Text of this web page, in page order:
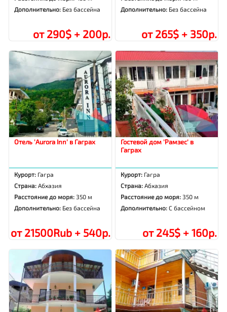
Дополнительно: Без бассейна
от 290$ + 200р.
Дополнительно: Без бассейна
от 265$ + 350р.
Отель 'Aurora Inn' в Гаграх
Курорт: Гагра
Страна: Абхазия
Расстояние до моря: 350 м
Дополнительно: Без бассейна
от 21500Rub + 540р.
Гостевой дом 'Рамзес' в
Гаграх
Курорт: Гагра
Страна: Абхазия
Расстояние до моря: 350 м
Дополнительно:С бассейном
от 245$ + 160р.